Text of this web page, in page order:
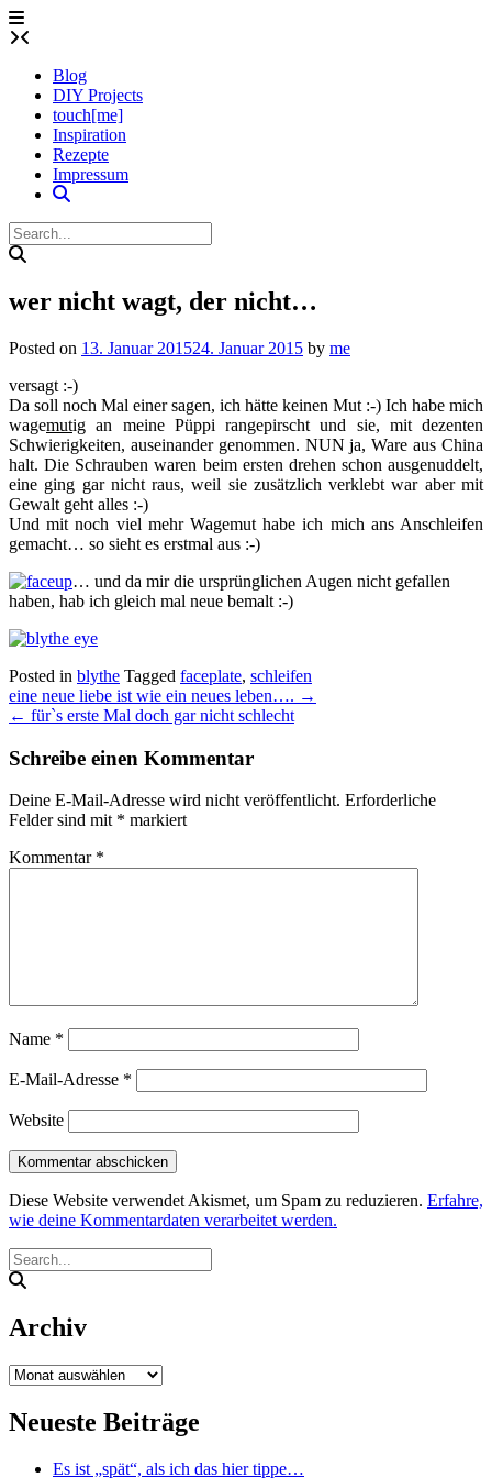
Skip
to
Blog
DIY Projects
touch[me]
Inspiration
Rezepte
Impressum
wer nicht wagt, der nicht…
Posted on 13. Januar 201524. Januar 2015 by me
versagt :-)
Da soll noch Mal einer sagen, ich hätte keinen Mut :-) Ich habe mich
wagemutig an meine Püppi rangepirscht und sie, mit dezenten
Schwierigkeiten, auseinander genommen. NUN ja, Ware aus China
halt. Die Schrauben waren beim ersten drehen schon ausgenuddelt,
eine ging gar nicht raus, weil sie zusätzlich verklebt war aber mit
Gewalt geht alles :-)
Und mit noch viel mehr Wagemut habe ich mich ans Anschleifen
gemacht… so sieht es erstmal aus :-)
… und da mir die ursprünglichen Augen nicht gefallen
haben, hab ich gleich mal neue bemalt :-)
Posted in blythe Tagged faceplate, schleifen
Post
navigation
eine neue liebe ist wie ein neues leben…. →
← für`s erste Mal doch gar nicht schlecht
Schreibe einen Kommentar
Deine E-Mail-Adresse wird nicht veröffentlicht. Erforderliche
Felder sind mit * markiert
Kommentar *
Name *
E-Mail-Adresse *
Website
Diese Website verwendet Akismet, um Spam zu reduzieren. Erfahre,
wie deine Kommentardaten verarbeitet werden.
Archiv
Archiv
Neueste Beiträge
Es ist „spät“, als ich das hier tippe…